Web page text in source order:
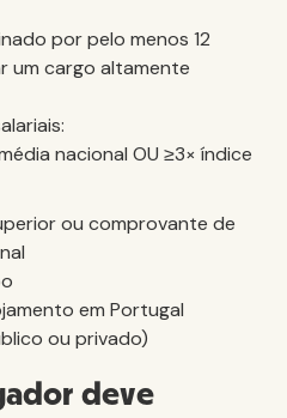
por pelo menos 12
um cargo altamente
nacional OU ≥3× índice
ou comprovante de
em Portugal
ou privado)
deve